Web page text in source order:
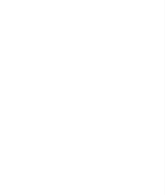
d’accéder à tous les
que nous détenons
les renseignements
à votre sujet, ou
supprimer ces
de les utiliser,
nous à l’adresse